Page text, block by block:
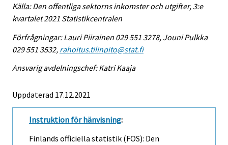
Källa: Den offentliga sektorns inkomster och utgifter, 3:e
kvartalet 2021 Statistikcentralen
Förfrågningar: Lauri Piirainen 029 551 3278, Jouni Pulkka
029 551 3532, rahoitus.tilinpito@stat.fi
Ansvarig avdelningschef: Katri Kaaja
Uppdaterad 17.12.2021
Instruktion för hänvisning:
Finlands officiella statistik (FOS): Den